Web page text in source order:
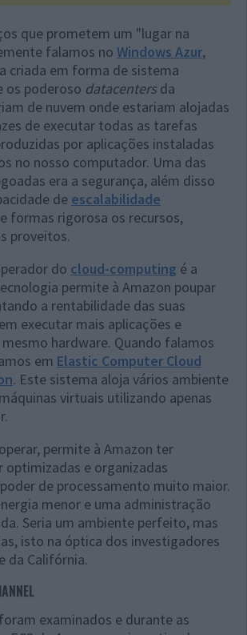
que prometem um "lugar na
falamos no Windows Azur,
criada em forma de sistema
os poderoso datacenters da
de nuvem onde estariam alojadas
de executar todas as tarefas
por aplicações instaladas
no nosso computador. Uma das
era a segurança, além disso
de escalabilidade
formas rigorosa os recursos,
proveitos.
do cloud-computing é a
permite à Amazon poupar
a rentabilidade das suas
executar mais aplicações e
hardware. Quando falamos
em Elastic Computer Cloud
. Este sistema aloja vários ambiente
virtuais utilizando apenas
permite à Amazon ter
optimizadas e organizadas
de processamento muito maior.
menor e uma administração
Seria um ambiente perfeito, mas
isto na óptica dos investigadores
da Califórnia.
examinados e durante as